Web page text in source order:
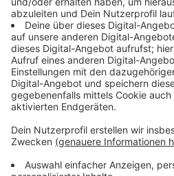
Anzeige
Auch die Bezirksvertretung
Dienstag über den Cityring
bisherige Verkehrsführung in
der Franziskanerstraße
geklärt werden, ob der Rat